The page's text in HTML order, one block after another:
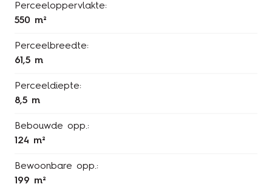
Perceeloppervlakte:
550 m²
Perceelbreedte:
61,5 m
Perceeldiepte:
8,5 m
Bebouwde opp.:
124 m²
Bewoonbare opp.:
199 m²